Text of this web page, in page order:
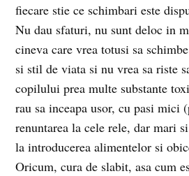
fiecare stie ce schimbari este
Nu dau sfaturi, nu sunt deloc in
cineva care vrea totusi sa
si stil de viata si nu vrea sa riste
copilului prea multe substante
rau sa inceapa usor, cu pasi mici
renuntarea la cele rele, dar mari
la introducerea alimentelor si
Oricum, cura de slabit, asa cum